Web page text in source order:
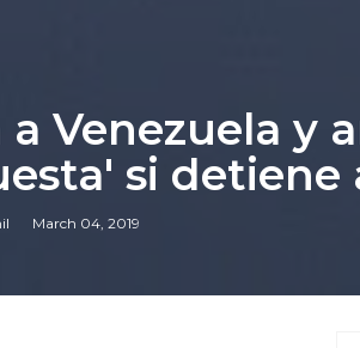
Venezuela y
si detiene
March 04, 2019